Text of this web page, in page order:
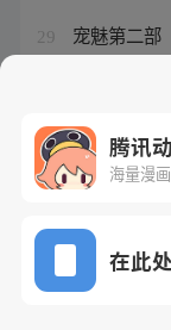
29 宠魅第二部
中国惊奇先
腾讯
海量漫
在此
网站